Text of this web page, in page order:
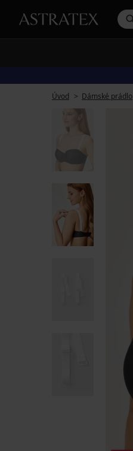
Úvod Dámské prádlo